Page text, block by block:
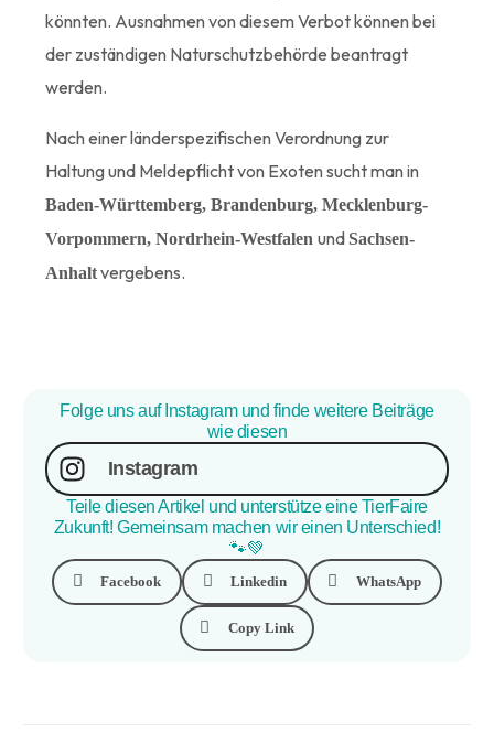
könnten. Ausnahmen von diesem Verbot können bei
der zuständigen Naturschutzbehörde beantragt
werden.
Nach einer länderspezifischen Verordnung zur
Haltung und Meldepflicht von Exoten sucht man in
Baden-Württemberg, Brandenburg, Mecklenburg-
Vorpommern, Nordrhein-Westfalen undSachsen-
Anhaltvergebens.
Folge uns auf Instagram und finde weitere Beiträge
wie diesen
Instagram
Teile diesen Artikel und unterstütze eine TierFaire
Zukunft! Gemeinsam machen wir einen Unterschied!
🐾💚
Facebook Linkedin WhatsApp
Copy Link